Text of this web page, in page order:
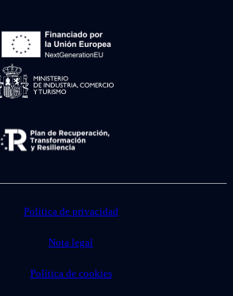
Política de privacidad
Nota legal
Política de cookies